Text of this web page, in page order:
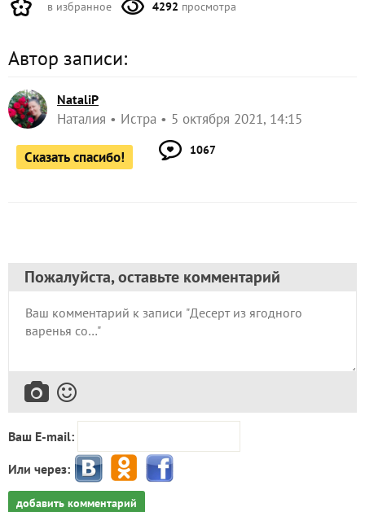
в избранное 4292 просмотра
Автор записи:
NataliP
Наталия Истра 5 октября 2021, 14:15
Сказать спасибо! 1067
Пожалуйста, оставьте комментарий
Ваш E-mail:
Или через:
добавить комментарий